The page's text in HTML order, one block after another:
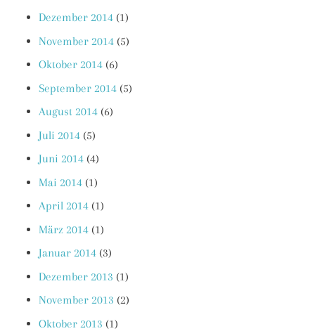
Dezember 2014 (1)
November 2014 (5)
Oktober 2014 (6)
September 2014 (5)
August 2014 (6)
Juli 2014 (5)
Juni 2014 (4)
Mai 2014 (1)
April 2014 (1)
März 2014 (1)
Januar 2014 (3)
Dezember 2013 (1)
November 2013 (2)
Oktober 2013 (1)